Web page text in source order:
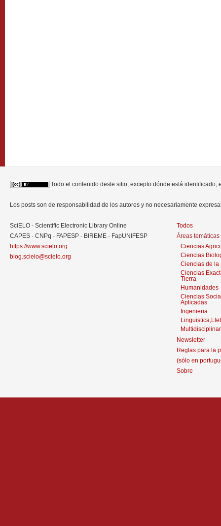
Todo el contenido deste sitio, excepto dónde está identificado,
Los posts son de responsabilidad de los autores y no necesariamente
SciELO - Scientific Electronic Library Online
CAPES - CNPq - FAPESP - BIREME - FapUNIFESP
https://www.scielo.org
blog.scielo@scielo.org
Todos
Áreas temáticas
Ciencias
Ciencias
Ciencias de la
Ciencias
Tierra
Humanidades
Ciencias
Aplicadas
Ingenieria
Newsletter
Reglas para la
(sólo en
Sobre